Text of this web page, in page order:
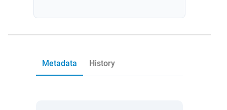
Metadata History